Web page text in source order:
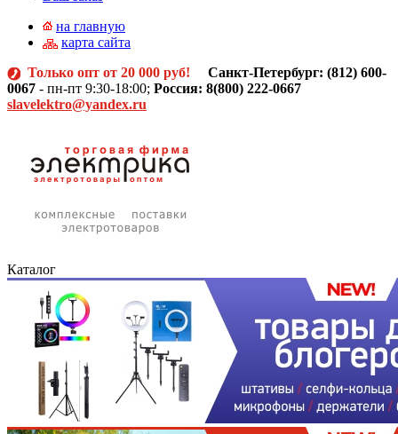
на главную
карта сайта
Только опт от 20 000 руб! Санкт-Петербург: (812) 600-
0067 - пн-пт 9:30-18:00; Россия: 8(800) 222-0667
slavelektro@yandex.ru
Каталог